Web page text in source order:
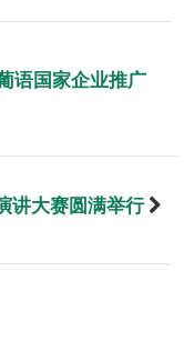
语国家企业推广
讲大赛圆满举行